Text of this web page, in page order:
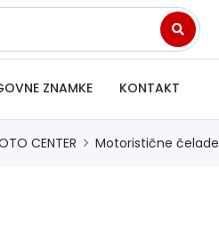
ZNAMKE KONTAKT
CENTER Motoristične čelade